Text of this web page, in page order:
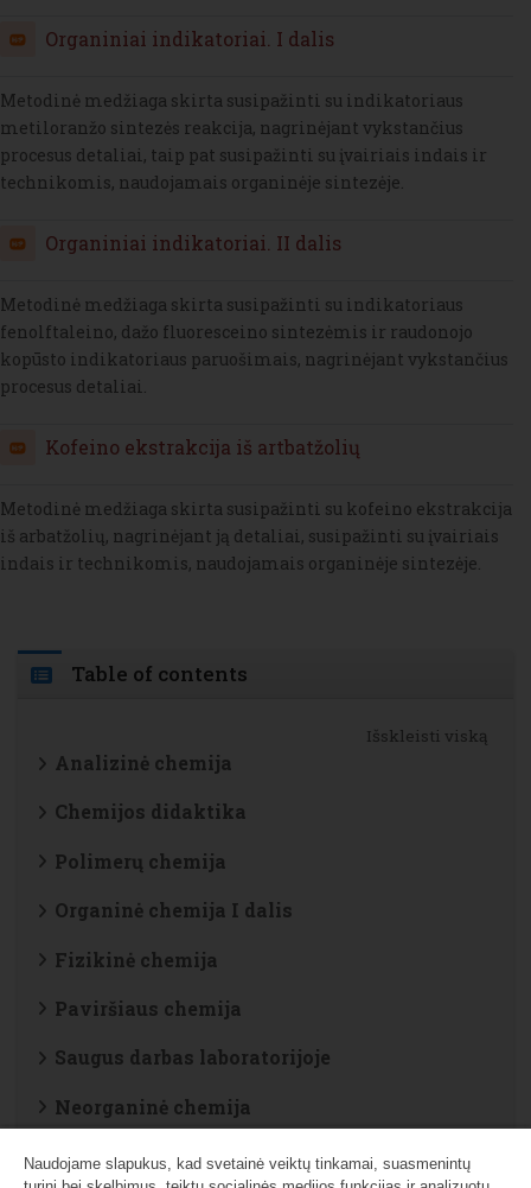
Organiniai indikatoriai. I dalis
Metodinė medžiaga skirta susipažinti su indikatoriaus
metiloranžo sintezės reakcija, nagrinėjant vykstančius
procesus detaliai, taip pat susipažinti su įvairiais indais ir
technikomis, naudojamais organinėje sintezėje.
Organiniai indikatoriai. II dalis
Metodinė medžiaga skirta susipažinti su indikatoriaus
fenolftaleino, dažo fluoresceino sintezėmis ir raudonojo
kopūsto indikatoriaus paruošimais, nagrinėjant vykstančius
procesus detaliai.
Kofeino ekstrakcija iš artbatžolių
Metodinė medžiaga skirta susipažinti su kofeino ekstrakcija
iš arbatžolių, nagrinėjant ją detaliai, susipažinti su įvairiais
indais ir technikomis, naudojamais organinėje sintezėje.
Table of contents
Išskleisti viską
Analizinė chemija
Chemijos didaktika
Polimerų chemija
Organinė chemija I dalis
Fizikinė chemija
Paviršiaus chemija
Saugus darbas laboratorijoje
Neorganinė chemija
Kontaktinio kampo matavimas
Naudojame slapukus, kad svetainė veiktų tinkamai, suasmenintų